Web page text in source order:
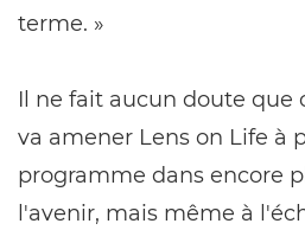
terme. »
Il ne fait aucun doute que
va amener Lens on Life à
programme dans encore
l'avenir, mais même à